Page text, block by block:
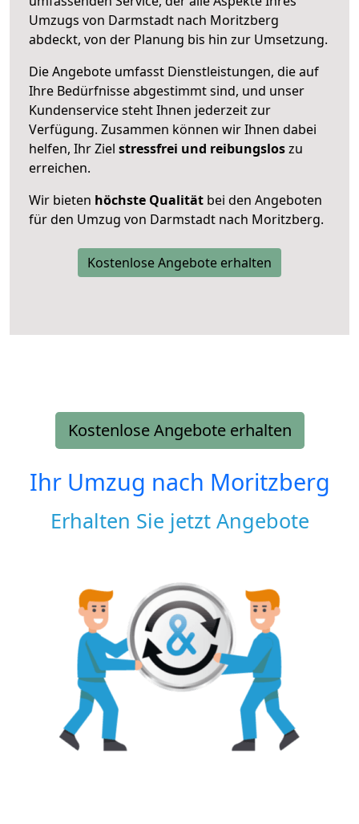
Umzugs von Darmstadt nach Moritzberg
abdeckt, von der Planung bis hin zur Umsetzung.
Die Angebote umfasst Dienstleistungen, die auf
Ihre Bedürfnisse abgestimmt sind, und unser
Kundenservice steht Ihnen jederzeit zur
Verfügung. Zusammen können wir Ihnen dabei
helfen, Ihr Ziel stressfrei und reibungsloszu
erreichen.
Wir bieten höchste Qualität bei den Angeboten
für den Umzug von Darmstadt nach Moritzberg.
Kostenlose Angebote erhalten
Kostenlose Angebote erhalten
Ihr Umzug nach Moritzberg
Erhalten Sie jetzt Angebote